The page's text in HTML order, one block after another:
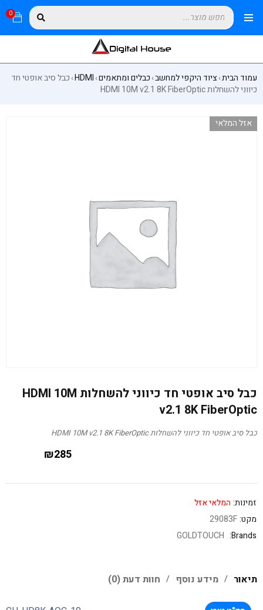
0
עמוד הבית›ציוד היקפי למחשב›כבלים ומתאמים›
HDMI
›כבל סיב אופטי חד
כיווני להשחלות HDMI 10M v2.1 8K FiberOptic
אזל המלאי
כבל סיב אופטי חד כיווני להשחלות HDMI 10M
v2.1 8K FiberOptic
כבל סיב אופטי חד כיווני להשחלות HDMI 10M v2.1 8K FiberOptic
₪285
זמינות: המלאי אזל
מקט:29083F
Brands:
GOLDTOUCH
תיאור מידע נוסף חוות דעת (0)